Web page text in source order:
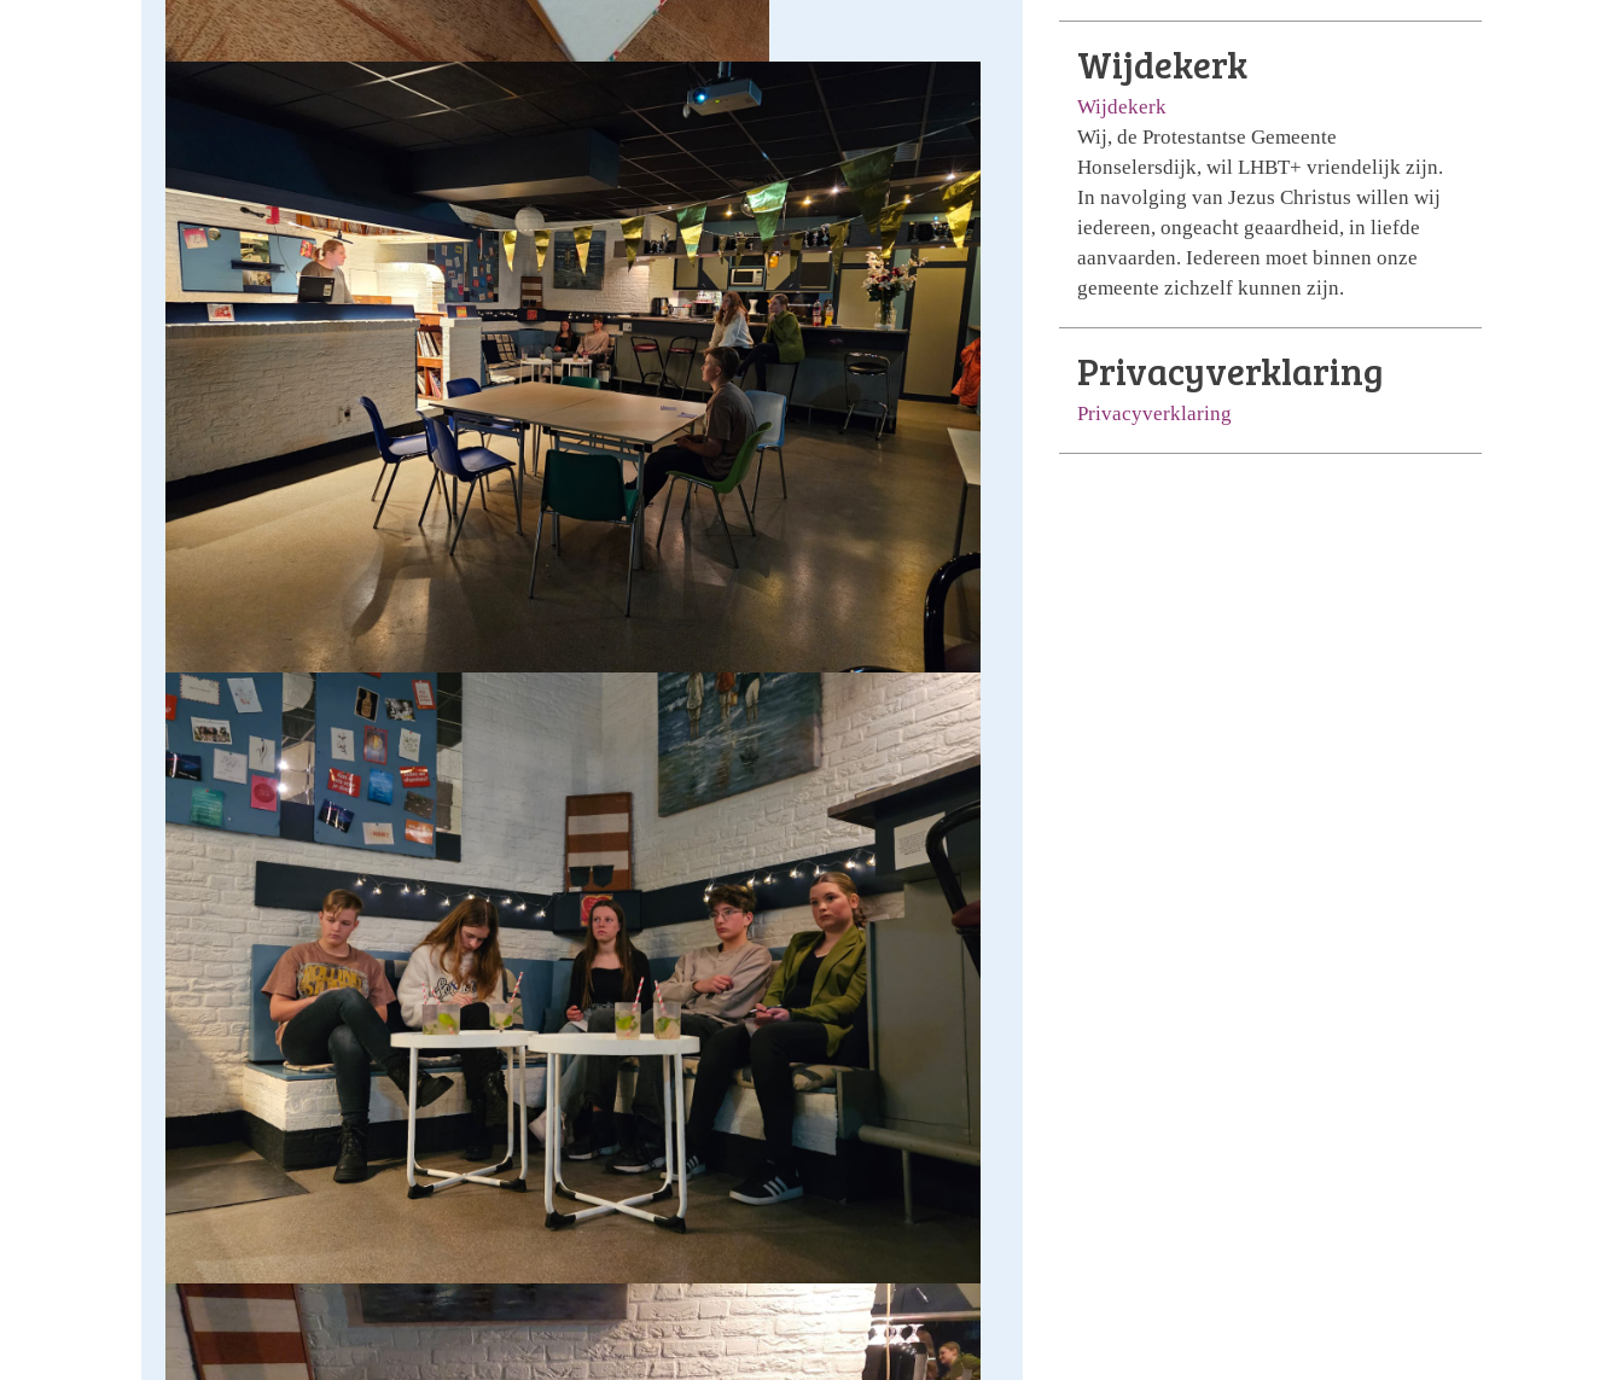
Wijdekerk
Wijdekerk
Wij, de Protestantse Gemeente
Honselersdijk, wil LHBT+ vriendelijk zijn.
In navolging van Jezus Christus willen wij
iedereen, ongeacht geaardheid, in liefde
aanvaarden. Iedereen moet binnen onze
gemeente zichzelf kunnen zijn.
Privacyverklaring
Privacyverklaring